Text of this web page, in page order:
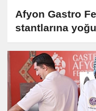
Afyon Gastro
stantlarına